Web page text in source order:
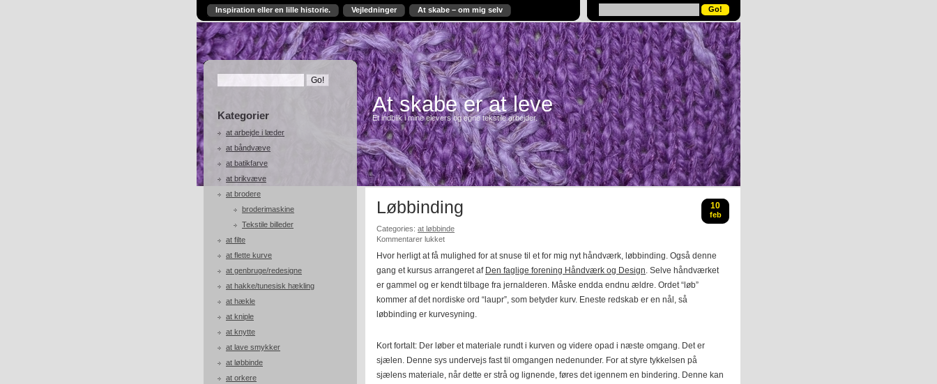
Inspiration eller en lille historie. Vejledninger At skabe – om mig selv
Kategorier
at arbejde i læder
at båndvæve
at batikfarve
at brikvæve
at brodere
broderimaskine
Tekstile billeder
at filte
at flette kurve
at genbruge/redesigne
at hakke/tunesisk hækling
at hækle
at kniple
at knytte
at lave smykker
at løbbinde
at orkere
At skabe er at leve
Et indblik i mine elevers og egne tekstile arbejder.
Løbbinding 10
feb
Categories: at løbbinde
Kommentarer lukkettil
Hvor herligt at få mulighed for at snuse til et for mig nyt håndværk, løbbinding. Også denne
gang et kursus arrangeret af Den faglige forening Håndværk og Design. Selve håndværket
er gammel og er kendt tilbage fra jernalderen. Måske endda endnu ældre. Ordet “løb”
kommer af det nordiske ord “laupr”, som betyder kurv. Eneste redskab er en nål, så
løbbinding er kurvesyning.
Kort fortalt: Der løber et materiale rundt i kurven og videre opad i næste omgang. Det er
sjælen. Denne sys undervejs fast til omgangen nedenunder. For at styre tykkelsen på
sjælens materiale, når dette er strå og lignende, føres det igennem en bindering. Denne kan